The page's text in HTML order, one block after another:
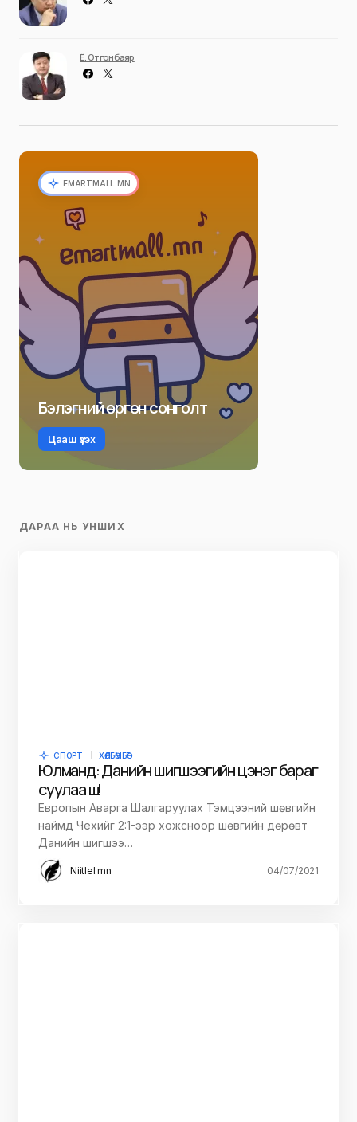
Ё. Отгонбаяр
EMARTMALL.MN
Бэлэгний өргөн сонголт
Цааш үзэх
ДАРАА НЬ УНШИХ
СПОРТ ХӨЛБӨМБӨГ
Юлманд: Данийн шигшээгийн цэнэг бараг
суулаа шүү!
Европын Аварга Шалгаруулах Тэмцээний шөвгийн
наймд Чехийг 2:1-ээр хожсноор шөвгийн дөрөвт
Данийн шигшээ…
Niitlel.mn 04/07/2021